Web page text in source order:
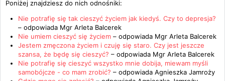
Poniżej znajdziesz do nich odnośniki:
Nie potrafię się tak cieszyć życiem jak kiedyś. Czy to depresja?
– odpowiada Mgr Arleta Balcerek
Nie umiem cieszyć się życiem – odpowiada Mgr Arleta Balcerek
Jestem zmęczona życiem i czuję się staro. Czy jest jeszcze
szansa, że będę się cieszyć? – odpowiada Mgr Arleta Balcerek
Nie potrafię się cieszyć wszystko mnie dobija, miewam myśli
samobójcze - co mam zrobić? – odpowiada Agnieszka Jamroży